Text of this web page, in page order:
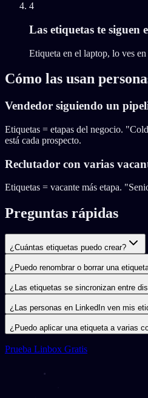
4
Las etiquetas te siguen
Etiqueta en el laptop, lo ves
Cómo las usan
Vendedor siguiendo un
Etiquetas = etapas del negocio.
está cada prospecto.
Reclutador con varias
Etiquetas = vacante más etapa.
Preguntas rápidas
¿Cuántas etiquetas puedo crear?
¿Puedo renombrar o borrar una
¿Las etiquetas se sincronizan entre
¿Las personas en LinkedIn ven mis
¿Puedo aplicar una etiqueta a varias
Prueba Linbox Gratis